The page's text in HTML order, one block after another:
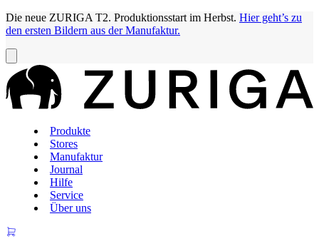
Die neue ZURIGA T2. Produktionsstart im Herbst. Hier geht’s zu
den ersten Bildern aus der Manufaktur.
Produkte
Stores
Manufaktur
Journal
Hilfe
Service
Über uns